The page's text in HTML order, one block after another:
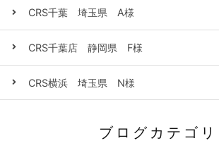
CRS千葉 埼玉県 A様
CRS千葉店 静岡県 F様
CRS横浜 埼玉県 N様
ブログカテゴリ